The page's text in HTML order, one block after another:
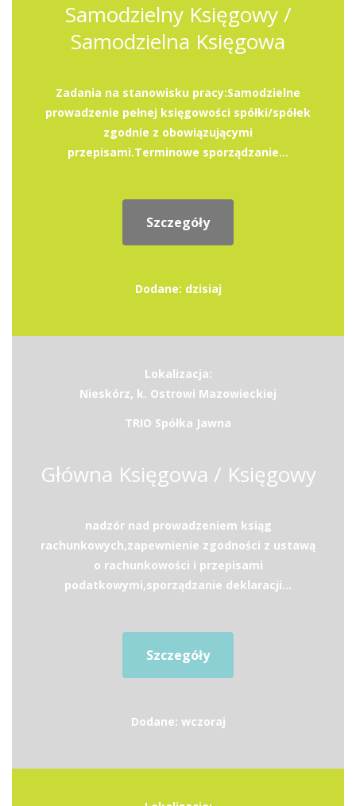
Samodzielny Księgowy /
Samodzielna Księgowa
Zadania na stanowisku pracy:Samodzielne
prowadzenie pełnej księgowości spółki/spółek
zgodnie z obowiązującymi
przepisami.Terminowe sporządzanie...
Szczegóły
Dodane: dzisiaj
Lokalizacja:
Nieskórz, k. Ostrowi Mazowieckiej
TRIO Spółka Jawna
Główna Księgowa / Księgowy
nadzór nad prowadzeniem ksiąg
rachunkowych,zapewnienie zgodności z ustawą
o rachunkowości i przepisami
podatkowymi,sporządzanie deklaracji...
Szczegóły
Dodane: wczoraj